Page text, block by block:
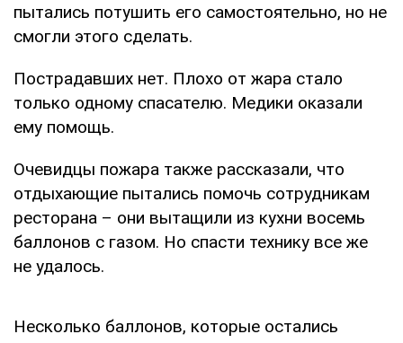
пытались потушить его самостоятельно, но не
смогли этого сделать.
Пострадавших нет. Плохо от жара стало
только одному спасателю. Медики оказали
ему помощь.
Очевидцы пожара также рассказали, что
отдыхающие пытались помочь сотрудникам
ресторана – они вытащили из кухни восемь
баллонов с газом. Но спасти технику все же
не удалось.
Несколько баллонов, которые остались